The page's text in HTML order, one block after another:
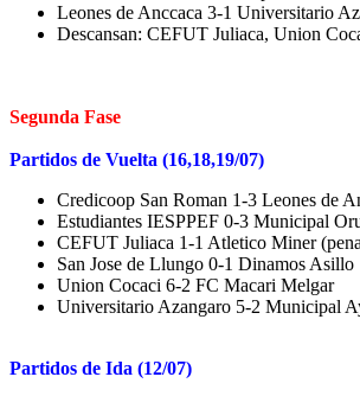
Leones de Anccaca 3-1 Universitario
Descansan: CEFUT Juliaca, Union
Segunda Fase
Partidos de Vuelta (16,18,19/07)
Credicoop San Roman 1-3 Leones de
Estudiantes IESPPEF 0-3 Municipal
CEFUT Juliaca 1-1 Atletico Miner
San Jose de Llungo 0-1 Dinamos Asillo
Union Cocaci 6-2 FC Macari Melgar
Universitario Azangaro 5-2 Municipal
Partidos de Ida (12/07)